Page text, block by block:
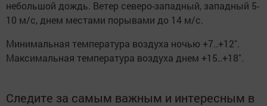
небольшой дождь. Ветер северо-западный, западный 5-
10 м/с, днем местами порывами до 14 м/с.
Минимальная температура воздуха ночью +7..+12˚.
Максимальная температура воздуха днем +15..+18˚.
Следите за самым важным и интересным в